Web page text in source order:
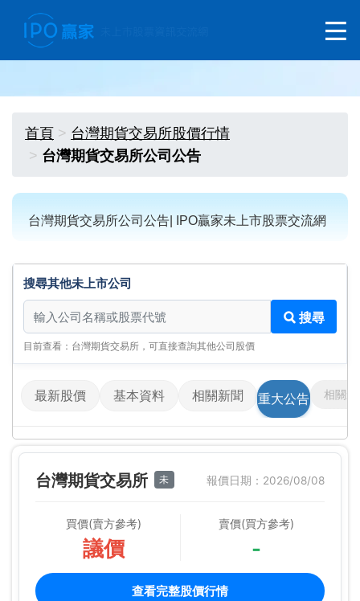
首頁
台灣期貨交易所股價行情
台灣期貨交易所公司公告
台灣期貨交易所公司公告| IPO贏家未上市股票交流網
搜尋其他未上市公司
搜尋其他未上市公司
搜尋
目前查看：台灣期貨交易所，可直接查詢其他公司股價
最新股價 基本資料 相關新聞 重大公告 相關影
台灣期貨交易所 未 報價日期：2026/08/08
買價(賣方參考)
議價
賣價(買方參考)
-
查看完整股價行情